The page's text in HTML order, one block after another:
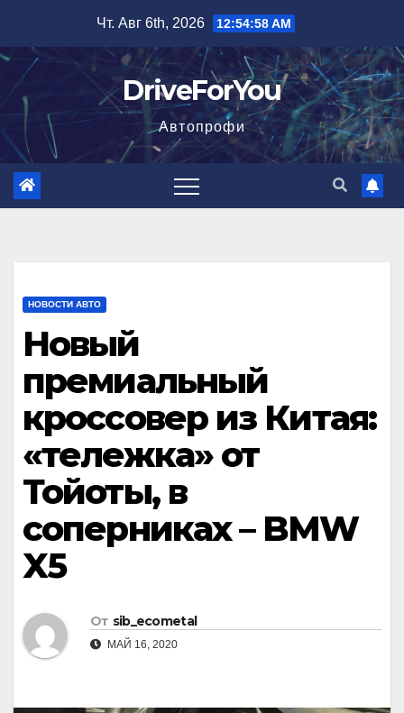
содержимому
Чт. Авг 6th, 2026 12:55:00 AM
DriveForYou
Автопрофи
НОВОСТИ АВТО
Новый
премиальный
кроссовер из Китая:
«тележка» от
Тойоты, в
соперниках – BMW
X5
От sib_ecometal
МАЙ 16, 2020